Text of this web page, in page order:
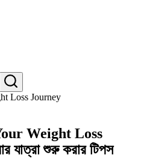
খুঁজুন
Weight Loss
শুরু করার টিপস